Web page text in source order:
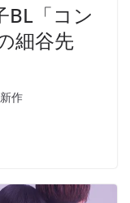
BL「コン
細谷先
作